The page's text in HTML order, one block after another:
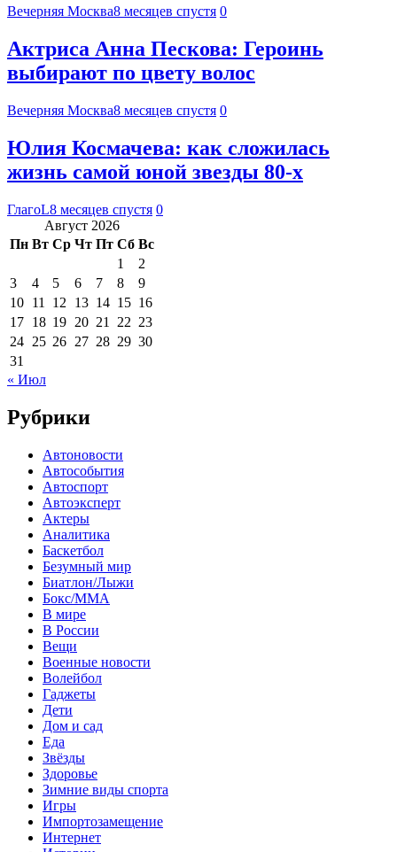
Вечерняя Москва8 месяцев спустя 0
Актриса Анна Пескова: Героинь
выбирают по цвету волос
Вечерняя Москва8 месяцев спустя 0
Юлия Космачева: как сложилась
жизнь самой юной звезды 80-х
ГлагоL8 месяцев спустя 0
Август 2026
Пн Вт Ср Чт Пт Сб Вс
1
2
3
4 5 6 7 8
9
10 11 12 13 14 15 16
17 18 19 20 21 22 23
24 25 26 27 28 29 30
31
« Июл
Рубрики
Автоновости
Автособытия
Автоспорт
Автоэксперт
Актеры
Аналитика
Баскетбол
Безумный мир
Биатлон/Лыжи
Бокс/MMA
В мире
В России
Вещи
Военные новости
Волейбол
Гаджеты
Дети
Дом и сад
Еда
Звёзды
Здоровье
Зимние виды спорта
Игры
Импортозамещение
Интернет